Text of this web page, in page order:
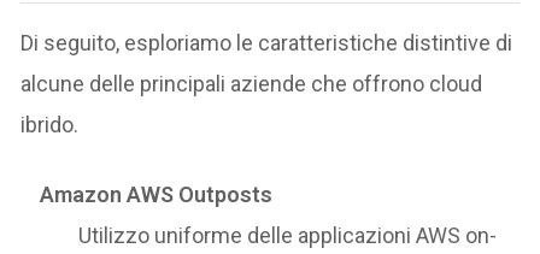
Di seguito, esploriamo le caratteristiche distintive di
alcune delle principali aziende che offrono cloud
ibrido.
Amazon AWS Outposts
Utilizzo uniforme delle applicazioni AWS on-